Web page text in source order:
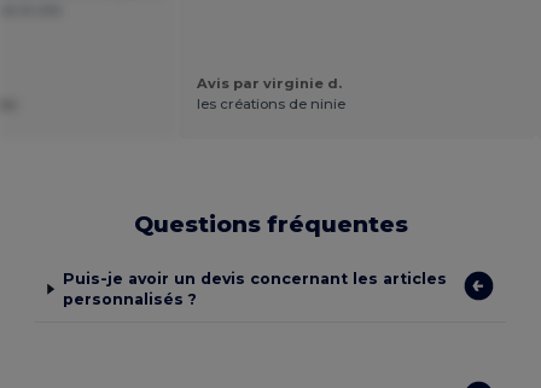
Avis par virginie d.
les créations de ninie
Questions fréquentes
Puis-je avoir un devis concernant les articles
personnalisés ?